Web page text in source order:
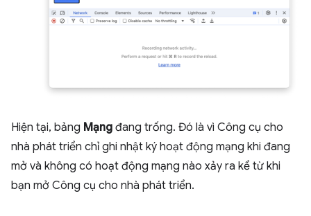
Hiện tại, bảng Mạng đang trống. Đó là vì Công cụ cho
nhà phát triển chỉ ghi nhật ký hoạt động mạng khi đang
mở và không có hoạt động mạng nào xảy ra kể từ khi
bạn mở Công cụ cho nhà phát triển.